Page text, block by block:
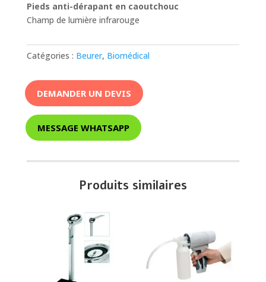
Pieds anti-dérapant en caoutchouc
Champ de lumière infrarouge
Catégories : Beurer, Biomédical
DEMANDER UN DEVIS
MESSAGE WHATSAPP
Produits similaires